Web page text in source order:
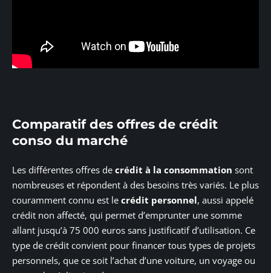
Comparatif des offres de crédit
conso du marché
Les différentes offres de crédit à la consommation sont
nombreuses et répondent à des besoins très variés. Le plus
couramment connu est le crédit personnel, aussi appelé
crédit non affecté, qui permet d’emprunter une somme
allant jusqu’à 75 000 euros sans justificatif d’utilisation. Ce
type de crédit convient pour financer tous types de projets
personnels, que ce soit l’achat d’une voiture, un voyage ou